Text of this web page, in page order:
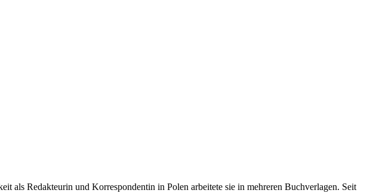
Redakteurin und Korrespondentin in Polen arbeitete sie in mehreren Buchverlagen. Seit